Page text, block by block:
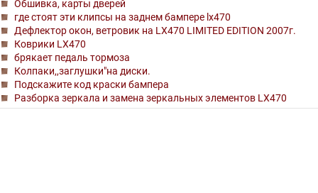
Обшивка, карты дверей
где стоят эти клипсы на заднем бампере lx470
Дефлектор окон, ветровик на LX470 LIMITED EDITION 2007г.
Коврики LX470
брякает педаль тормоза
Колпаки,,заглушки"на диски.
Подскажите код краски бампера
Разборка зеркала и замена зеркальных элементов LX470